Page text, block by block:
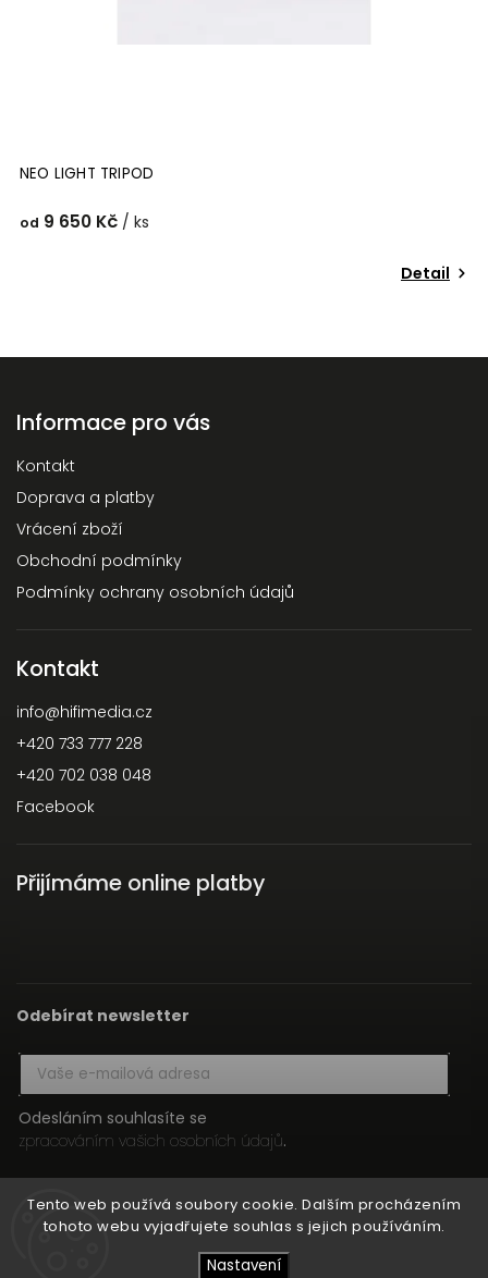
Tento web používá soubory cookie. Dalším procházením
tohoto webu vyjadřujete souhlas s jejich používáním.
Nastavení
NEO LIGHT TRIPOD
od 9 650 Kč / ks
Detail
Informace pro vás
Kontakt
Doprava a platby
Vrácení zboží
Obchodní podmínky
Podmínky ochrany osobních údajů
Kontakt
info@hifimedia.cz
+420 733 777 228
+420 702 038 048
Facebook
Přijímáme online platby
Odebírat newsletter
Odesláním souhlasíte se
zpracováním vašich osobních údajů.